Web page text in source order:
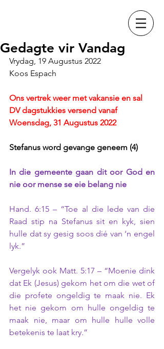
Gedagte vir Vandag
Vrydag, 19 Augustus 2022
Koos Espach
Ons vertrek weer met vakansie en sal
DV dagstukkies versend vanaf
Woensdag, 31 Augustus 2022
Stefanus word gevange geneem (4)
In die gemeente gaan dit oor God en
nie oor mense se eie belang nie
Hand. 6:15 – “Toe al die lede van die
Raad stip na Stefanus sit en kyk, sien
hulle dat sy gesig soos dié van ‘n engel
lyk.”
Vergelyk ook Matt. 5:17 – “Moenie dink
dat Ek (Jesus) gekom het om die wet of
die profete ongeldig te maak nie. Ek
het nie gekom om hulle ongeldig te
maak nie, maar om hulle hulle volle
betekenis te laat kry.”